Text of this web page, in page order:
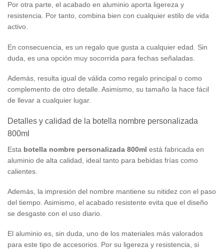
Por otra parte, el acabado en aluminio aporta ligereza y
resistencia. Por tanto, combina bien con cualquier estilo de vida
activo.
En consecuencia, es un regalo que gusta a cualquier edad. Sin
duda, es una opción muy socorrida para fechas señaladas.
Además, resulta igual de válida como regalo principal o como
complemento de otro detalle. Asimismo, su tamaño la hace fácil
de llevar a cualquier lugar.
Detalles y calidad de la botella nombre personalizada
800ml
Esta botella nombre personalizada 800ml está fabricada en
aluminio de alta calidad, ideal tanto para bebidas frías como
calientes.
Además, la impresión del nombre mantiene su nitidez con el paso
del tiempo. Asimismo, el acabado resistente evita que el diseño
se desgaste con el uso diario.
El aluminio es, sin duda, uno de los materiales más valorados
para este tipo de accesorios. Por su ligereza y resistencia, si